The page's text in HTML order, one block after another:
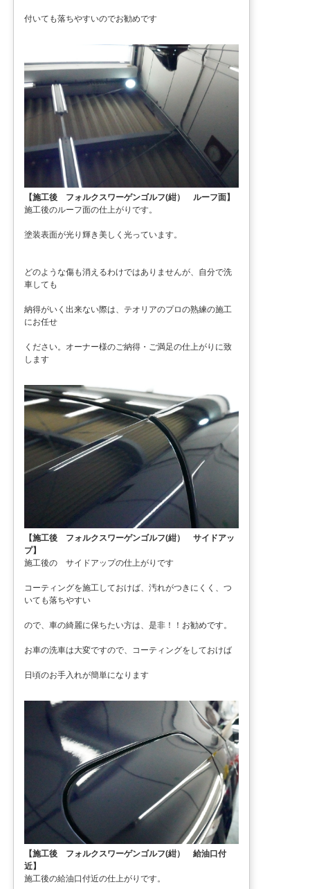
付いても落ちやすいのでお勧めです
【施工後 フォルクスワーゲンゴルフ(紺） ルーフ面】
施工後のルーフ面の仕上がりです。
塗装表面が光り輝き美しく光っています。
どのような傷も消えるわけではありませんが、自分で洗
車しても
納得がいく出来ない際は、テオリアのプロの熟練の施工
にお任せ
ください。オーナー様のご納得・ご満足の仕上がりに致
します
【施工後 フォルクスワーゲンゴルフ(紺） サイドアッ
プ】
施工後の サイドアップの仕上がりです
コーティングを施工しておけば、汚れがつきにくく、つ
いても落ちやすい
ので、車の綺麗に保ちたい方は、是非！！お勧めです。
お車の洗車は大変ですので、コーティングをしておけば
日頃のお手入れが簡単になります
【施工後 フォルクスワーゲンゴルフ(紺） 給油口付
近】
施工後の給油口付近の仕上がりです。